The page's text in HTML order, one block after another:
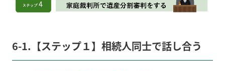
6-1.【ステップ１】相続人同士で話し合う